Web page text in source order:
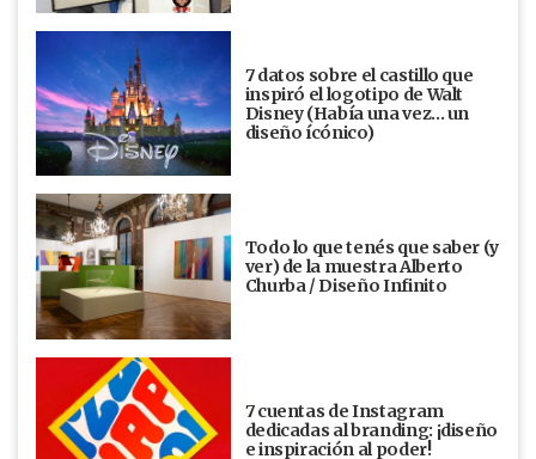
7 datos sobre el castillo que
inspiró el logotipo de Walt
Disney (Había una vez... un
diseño ícónico)
Todo lo que tenés que saber (y
ver) de la muestra Alberto
Churba / Diseño Infinito
7 cuentas de Instagram
dedicadas al branding: ¡diseño
e inspiración al poder!